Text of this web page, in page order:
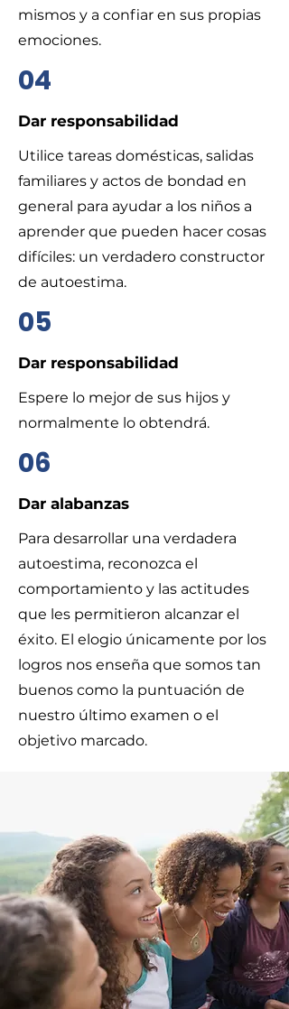
mismos y a confiar en sus propias
emociones.
04
​Dar responsabilidad
​Utilice tareas domésticas, salidas
familiares y actos de bondad en
general para ayudar a los niños a
aprender que pueden hacer cosas
difíciles: un verdadero constructor
de autoestima.
05
​Dar responsabilidad
Espere lo mejor de sus hijos y
normalmente lo obtendrá.
06
Dar alabanzas
​Para desarrollar una verdadera
autoestima, reconozca el
comportamiento y las actitudes
que les permitieron alcanzar el
éxito. El elogio únicamente por los
logros nos enseña que somos tan
buenos como la puntuación de
nuestro último examen o el
objetivo marcado.